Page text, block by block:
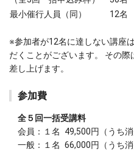
最小催行人員（同）
12名
※参加者が12名に達しない講座
だくことがございます。 その
差し上げます。
参加費
全５回一括受講料
会員：１名 49,500円（うち消
一般：１名 66,000円（うち消